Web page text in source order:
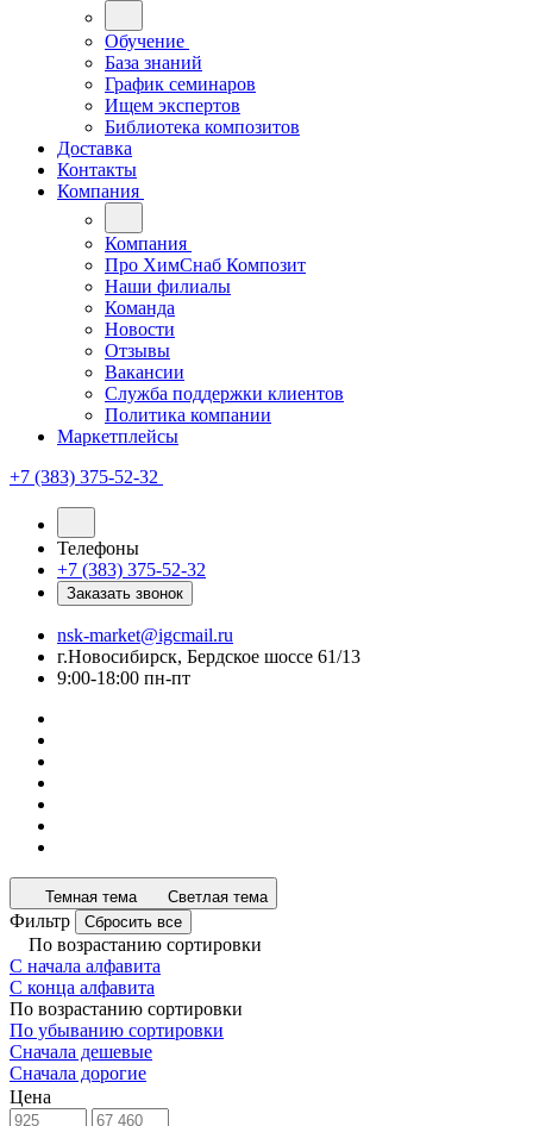
Обучение
База знаний
График семинаров
Ищем экспертов
Библиотека композитов
Доставка
Контакты
Компания
Компания
Про ХимСнаб Композит
Наши филиалы
Команда
Новости
Отзывы
Вакансии
Служба поддержки клиентов
Политика компании
Маркетплейсы
+7 (383) 375-52-32
Телефоны
+7 (383) 375-52-32
Заказать звонок
nsk-market@igcmail.ru
г.Новосибирск, Бердское шоссе 61/13
9:00-18:00 пн-пт
Темная тема Светлая тема
Фильтр Сбросить все
По возрастанию сортировки
С начала алфавита
С конца алфавита
По возрастанию сортировки
По убыванию сортировки
Сначала дешевые
Сначала дорогие
Цена